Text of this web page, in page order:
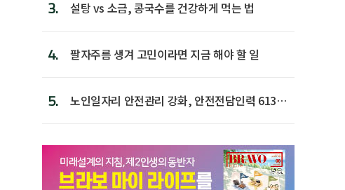
3. 설탕 vs 소금, 콩국수를 건강하게 먹는 법
4. 팔자주름 생겨 고민이라면 지금 해야 할 일
5.
노인일자리 안전관리 강화, 안전전담인력 613명